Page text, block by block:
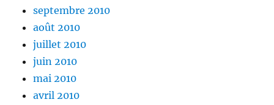
septembre 2010
août 2010
juillet 2010
juin 2010
mai 2010
avril 2010